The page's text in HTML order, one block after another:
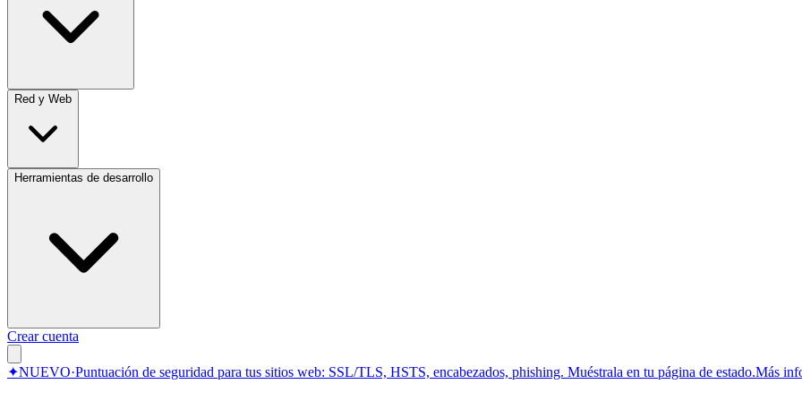
Red y Web
Herramientas de desarrollo
Crear cuenta
✦NUEVO·Puntuación de seguridad para tus sitios web: SSL/TLS, HSTS, encabezados, phishing. Muéstrala en tu página de estado.Más